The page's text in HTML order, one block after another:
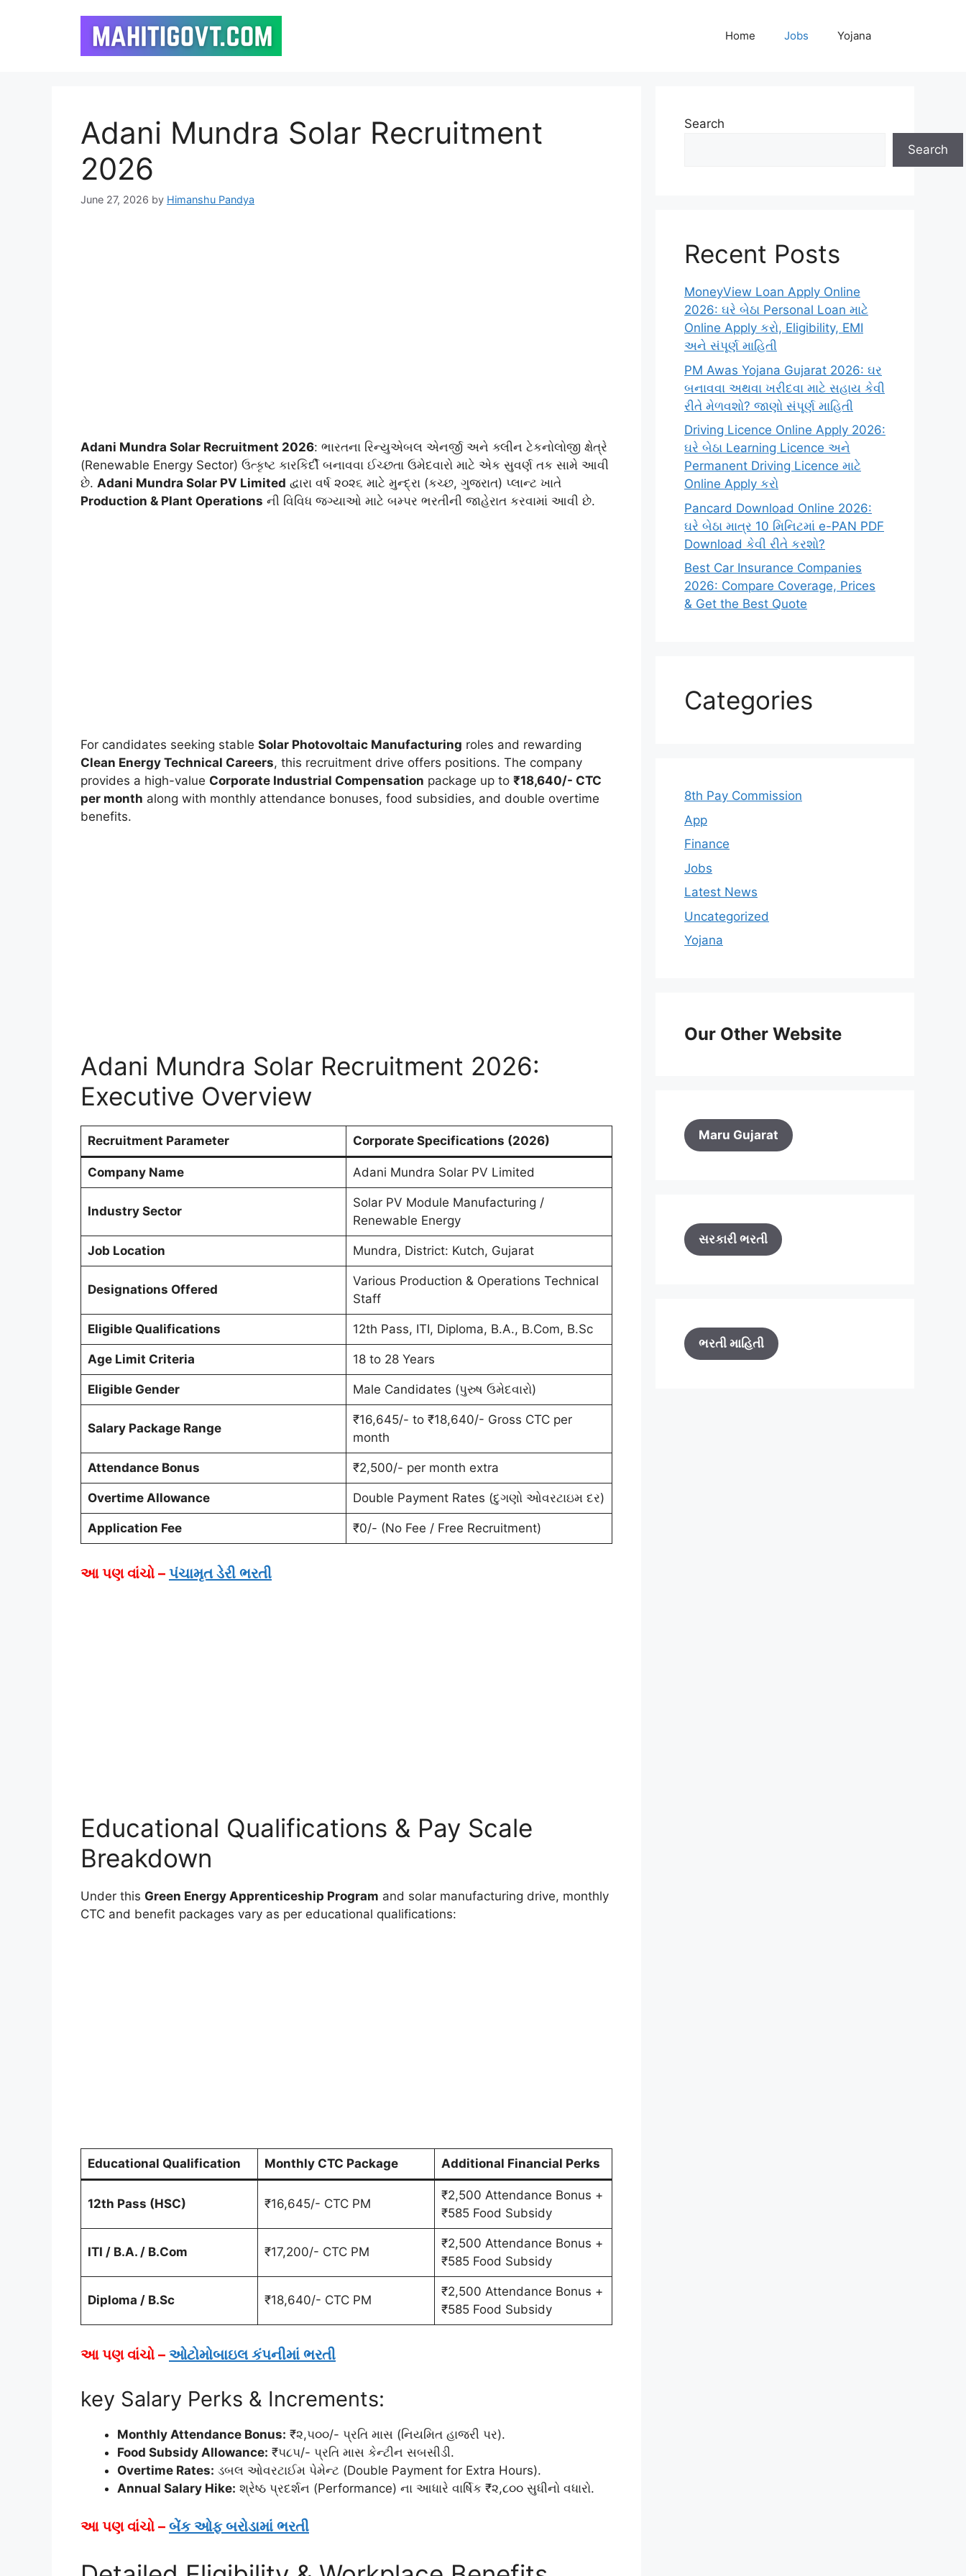
Home Jobs Yojana
Adani Mundra Solar Recruitment
2026
June 27, 2026 by Himanshu Pandya
Adani Mundra Solar Recruitment 2026: ભારતના રિન્યુએબલ એનર્જી અને ક્લીન ટેકનોલોજી ક્ષેત્રે
(Renewable Energy Sector) ઉત્કૃષ્ટ કારકિર્દી બનાવવા ઈચ્છતા ઉમેદવારો માટે એક સુવર્ણ તક સામે આવી
છે. Adani Mundra Solar PV Limited દ્વારા વર્ષ ૨૦૨૬ માટે મુન્દ્રા (કચ્છ, ગુજરાત) પ્લાન્ટ ખાતે
Production & Plant Operations ની વિવિધ જગ્યાઓ માટે બમ્પર ભરતીની જાહેરાત કરવામાં આવી છે.
For candidates seeking stable Solar Photovoltaic Manufacturing roles and rewarding
Clean Energy Technical Careers, this recruitment drive offers positions. The company
provides a high-value Corporate Industrial Compensation package up to ₹18,640/- CTC
per month along with monthly attendance bonuses, food subsidies, and double overtime
benefits.
Adani Mundra Solar Recruitment 2026:
Executive Overview
Recruitment Parameter Corporate Specifications (2026)
Company Name Adani Mundra Solar PV Limited
Industry Sector
Solar PV Module Manufacturing /
Renewable Energy
Job Location Mundra, District: Kutch, Gujarat
Designations Offered
Various Production & Operations Technical
Staff
Eligible Qualifications 12th Pass, ITI, Diploma, B.A., B.Com, B.Sc
Age Limit Criteria 18 to 28 Years
Eligible Gender Male Candidates (પુરુષ ઉમેદવારો)
Salary Package Range
₹16,645/- to ₹18,640/- Gross CTC per
month
Attendance Bonus ₹2,500/- per month extra
Overtime Allowance Double Payment Rates (દુગણો ઓવરટાઇમ દર)
Application Fee ₹0/- (No Fee / Free Recruitment)
આ પણ વાંચો – પંચામૃત ડેરી ભરતી
Educational Qualifications & Pay Scale
Breakdown
Under this Green Energy Apprenticeship Program and solar manufacturing drive, monthly
CTC and benefit packages vary as per educational qualifications:
Educational Qualification Monthly CTC Package Additional Financial Perks
12th Pass (HSC) ₹16,645/- CTC PM
₹2,500 Attendance Bonus +
₹585 Food Subsidy
ITI / B.A. / B.Com ₹17,200/- CTC PM
₹2,500 Attendance Bonus +
₹585 Food Subsidy
Diploma / B.Sc ₹18,640/- CTC PM
₹2,500 Attendance Bonus +
₹585 Food Subsidy
આ પણ વાંચો – ઓટોમોબાઇલ કંપનીમાં ભરતી
key Salary Perks & Increments:
Monthly Attendance Bonus: ₹૨,૫૦૦/- પ્રતિ માસ (નિયમિત હાજરી પર).
Food Subsidy Allowance: ₹૫૮૫/- પ્રતિ માસ કેન્ટીન સબસીડી.
Overtime Rates: ડબલ ઓવરટાઈમ પેમેન્ટ (Double Payment for Extra Hours).
Annual Salary Hike: શ્રેષ્ઠ પ્રદર્શન (Performance) ના આધારે વાર્ષિક ₹૨,૮૦૦ સુધીનો વધારો.
આ પણ વાંચો – બેંક ઓફ બરોડામાં ભરતી
Search
Search
Recent Posts
MoneyView Loan Apply Online
2026: ઘરે બેઠા Personal Loan માટે
Online Apply કરો, Eligibility, EMI
અને સંપૂર્ણ માહિતી
PM Awas Yojana Gujarat 2026: ઘર
બનાવવા અથવા ખરીદવા માટે સહાય કેવી
રીતે મેળવશો? જાણો સંપૂર્ણ માહિતી
Driving Licence Online Apply 2026:
ઘરે બેઠા Learning Licence અને
Permanent Driving Licence માટે
Online Apply કરો
Pancard Download Online 2026:
ઘરે બેઠા માત્ર 10 મિનિટમાં e-PAN PDF
Download કેવી રીતે કરશો?
Best Car Insurance Companies
2026: Compare Coverage, Prices
& Get the Best Quote
Categories
8th Pay Commission
App
Finance
Jobs
Latest News
Uncategorized
Yojana
Our Other Website
Maru Gujarat
સરકારી ભરતી
ભરતી માહિતી